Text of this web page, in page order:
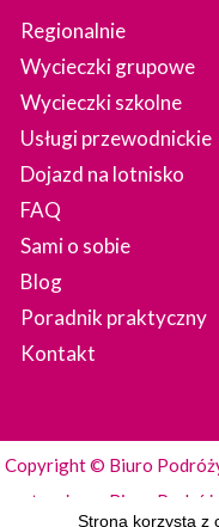
Regionalnie
Wycieczki grupowe
Wycieczki szkolne
Usługi przewodnickie
Dojazd na lotnisko
FAQ
Sami o sobie
Blog
Poradnik praktyczny
Kontakt
Copyright © Biuro
zastrzeżone. Biuro
Strona korzysta z